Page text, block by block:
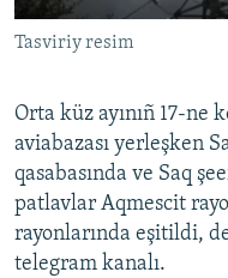
QOŞULIÑIZ!
RFE/RS bütün
Tasviriy resim
Orta küz ayınıñ 17-ne
aviabazası yerleşken
qasabasında ve Saq
patlavlar Aqmescit
rayonlarında eşitildi,
telegram kanalı.